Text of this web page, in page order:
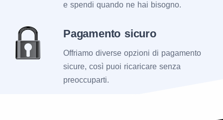
e spendi quando ne hai bisogno.
Pagamento sicuro
Offriamo diverse opzioni di pagamento
sicure, così puoi ricaricare senza
preoccuparti.